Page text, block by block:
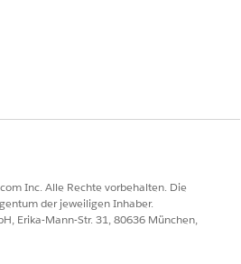
Inc. Alle Rechte vorbehalten. Die
der jeweiligen Inhaber.
Erika-Mann-Str. 31, 80636 München,